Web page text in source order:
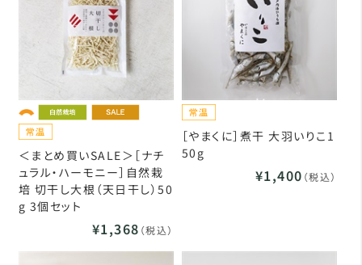
＜まとめ買いSALE＞［ナチ
ュラル・ハーモニー］自然栽
培 切干し大根（天日干し）50
g 3個セット
¥1,368 （税込）
［やまくに］煮干 大羽いりこ1
50g
¥1,400 （税込）